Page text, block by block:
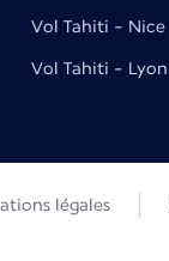
Vol Tahiti - Nice
Vol Tahiti - Lyon
légales